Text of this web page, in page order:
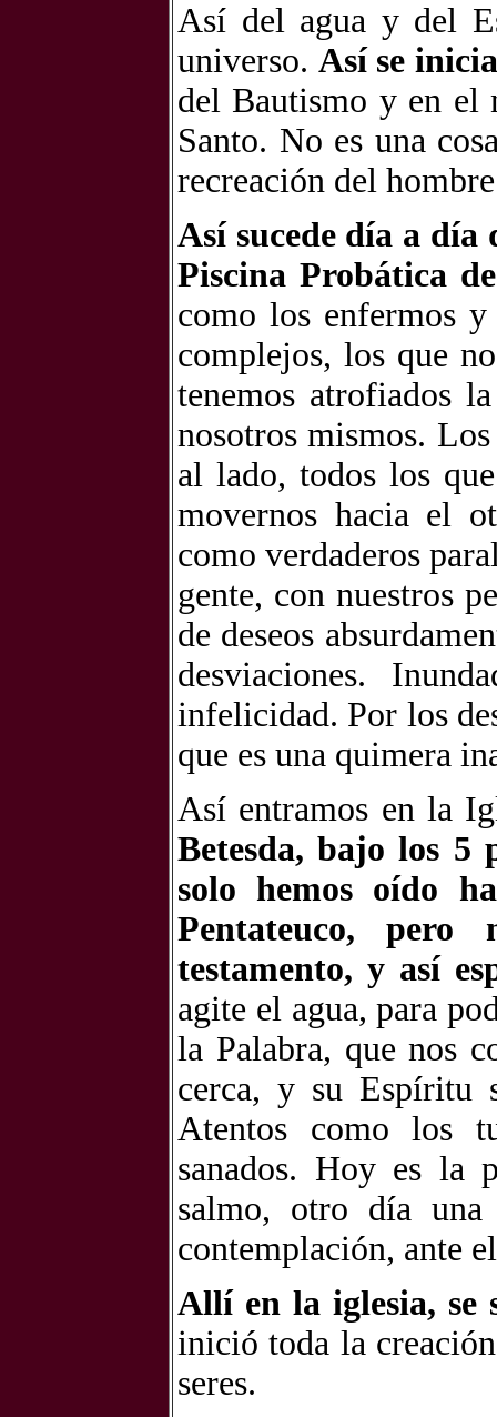
Así del agua y del
universo. Así se
del Bautismo y en
Santo. No es una
recreación del
Así sucede día a día
Piscina Probática
como los enfermos
complejos, los que
tenemos atrofiados
nosotros mismos.
al lado, todos los
movernos hacia el
como verdaderos
gente, con nuestros
de deseos
desviaciones.
infelicidad. Por los
que es una quimera
Así entramos en la
Betesda, bajo los 5
solo hemos oído
Pentateuco, pero
testamento, y así
agite el agua, para
la Palabra, que nos
cerca, y su Espíritu
Atentos como los
sanados. Hoy es la
salmo, otro día
contemplación, ante
Allí en la iglesia, se
inició toda la
seres.